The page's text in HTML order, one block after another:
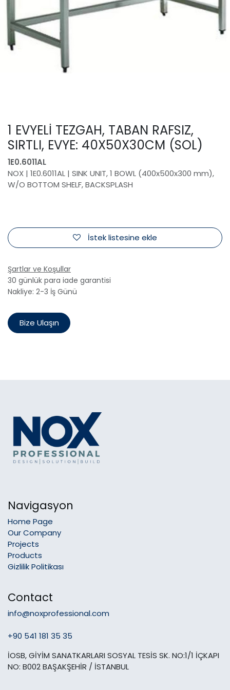
1 EVYELİ TEZGAH, TABAN RAFSIZ,
SIRTLI, EVYE: 40X50X30CM (SOL)
1E0.6011AL
NOX | 1E0.6011AL | SINK UNIT, 1 BOWL (400x500x300 mm),
W/O BOTTOM SHELF, BACKSPLASH
İstek listesine ekle
Şartlar ve Koşullar
30 günlük para iade garantisi
Nakliye: 2-3 İş Günü
Bize Ulaşın
Navigasyon
Home Page
Our Company
Projects
Products
Gizlilik Politikası
Contact
info@noxprofessional.com
+90 541 181 35 35
İOSB, GİYİM SANATKARLARI SOSYAL TESİS SK. NO:1/1 İÇKAPI
NO: B002 BAŞAKŞEHİR / İSTANBUL